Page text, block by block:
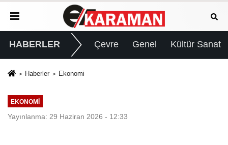
HABERLER Çevre Genel Kültür Sanat
Haberler Ekonomi
EKONOMI
Yayınlanma: 29 Haziran 2026 - 12:33